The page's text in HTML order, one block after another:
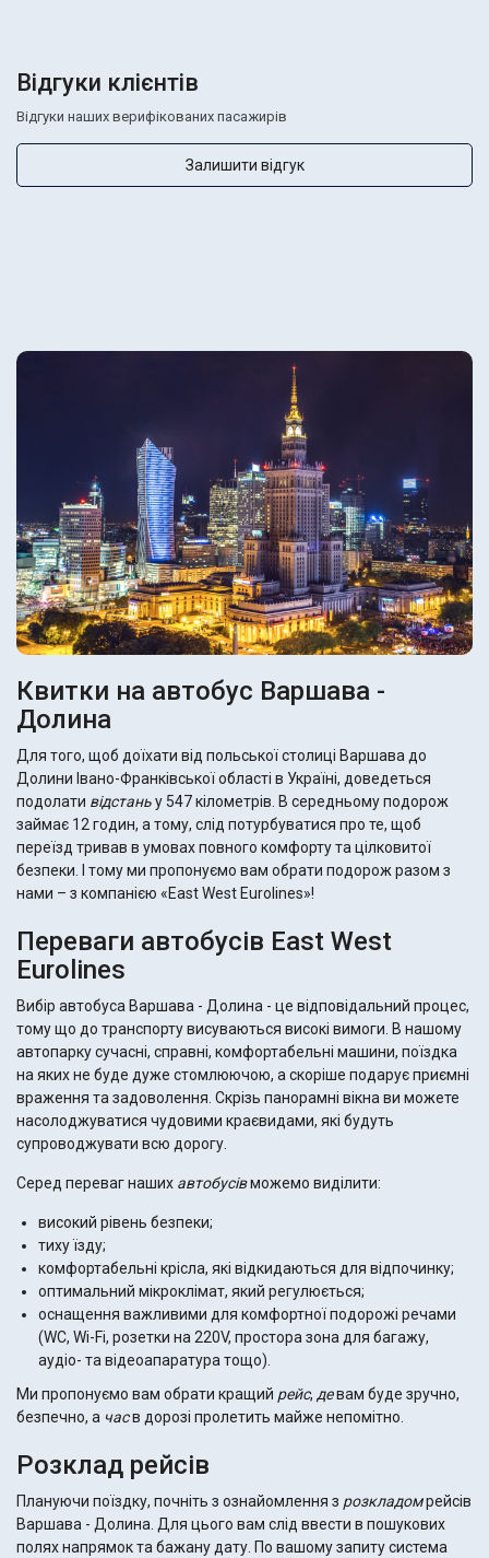
Відгуки клієнтів
Відгуки наших верифікованих пасажирів
Залишити відгук
Квитки на автобус Варшава -
Долина
Для того, щоб доїхати від польської столиці Варшава до
Долини Івано-Франківської області в Україні, доведеться
подолати відстаньу 547 кілометрів. В середньому подорож
займає 12 годин, а тому, слід потурбуватися про те, щоб
переїзд тривав в умовах повного комфорту та цілковитої
безпеки. І тому ми пропонуємо вам обрати подорож разом з
нами – з компанією «East West Eurolines»!
Переваги автобусів East West
Eurolines
Вибір автобуса Варшава - Долина - це відповідальний процес,
тому що до транспорту висуваються високі вимоги. В нашому
автопарку сучасні, справні, комфортабельні машини, поїздка
на яких не буде дуже стомлюючою, а скоріше подарує приємні
враження та задоволення. Скрізь панорамні вікна ви можете
насолоджуватися чудовими краєвидами, які будуть
супроводжувати всю дорогу.
Серед переваг наших автобусівможемо виділити:
високий рівень безпеки;
тиху їзду;
комфортабельні крісла, які відкидаються для відпочинку;
оптимальний мікроклімат, який регулюється;
оснащення важливими для комфортної подорожі речами
(WC, Wi-Fi, розетки на 220V, простора зона для багажу,
аудіо- та відеоапаратура тощо).
Ми пропонуємо вам обрати кращий рейс, девам буде зручно,
безпечно, а часв дорозі пролетить майже непомітно.
Розклад рейсів
Плануючи поїздку, почніть з ознайомлення з розкладомрейсів
Варшава - Долина. Для цього вам слід ввести в пошукових
полях напрямок та бажану дату. По вашому запиту система